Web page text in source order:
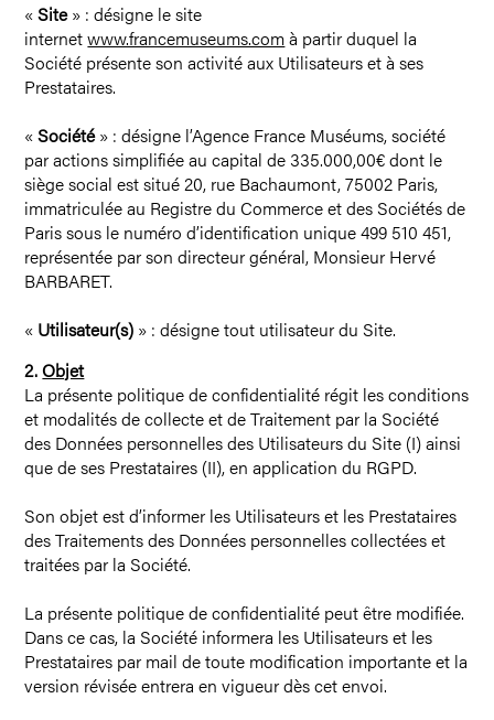
«Site» : désigne le site
internetwww.francemuseums.comà partir duquel la
Société présente son activité aux Utilisateurs et à ses
Prestataires.
«Société» : désigne l’Agence France Muséums, société
par actions simplifiée au capital de 335.000,00€ dont le
siège social est situé 20, rue Bachaumont, 75002 Paris,
immatriculée au Registre du Commerce et des Sociétés de
Paris sous le numéro d’identification unique 499 510 451,
représentée par son directeur général, Monsieur Hervé
BARBARET.
« Utilisateur(s) » : désigne tout utilisateur du Site.
2.Objet
La présente politique de confidentialité régit les conditions
et modalités de collecte et de Traitement par la Société
des Données personnelles des Utilisateurs du Site (I) ainsi
que de ses Prestataires (II), en application du RGPD.
Son objet est d’informer les Utilisateurs et les Prestataires
des Traitements des Données personnelles collectées et
traitées par la Société.
La présente politique de confidentialité peut être modifiée.
Dans ce cas, la Société informera les Utilisateurs et les
Prestataires par mail de toute modification importante et la
version révisée entrera en vigueur dès cet envoi.